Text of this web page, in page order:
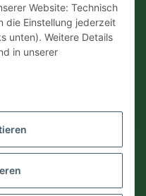
Website: Technisch
die Einstellung jederzeit
unten). Weitere Details
in unserer